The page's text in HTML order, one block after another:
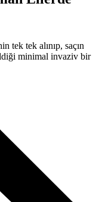
tek tek alınıp, saçın
minimal invaziv bir